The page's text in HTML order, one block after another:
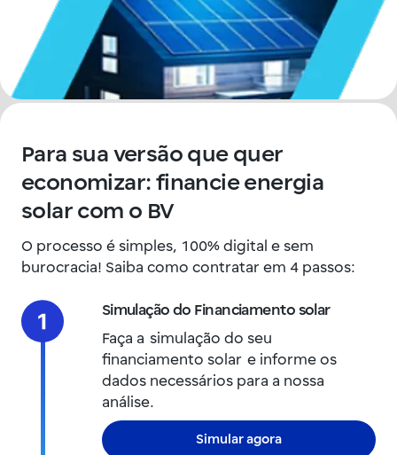
Para sua versão que quer
economizar: financie energia
solar com o BV
O processo é simples, 100% digital e sem
burocracia! Saiba como contratar em 4 passos:
Simulação do Financiamento solar
Faça a simulação do seu
financiamento solar e informe os
dados necessários para a nossa
análise.
Simular agora